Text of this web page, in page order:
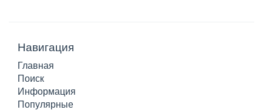
Навигация
Главная
Поиск
Информация
Популярные